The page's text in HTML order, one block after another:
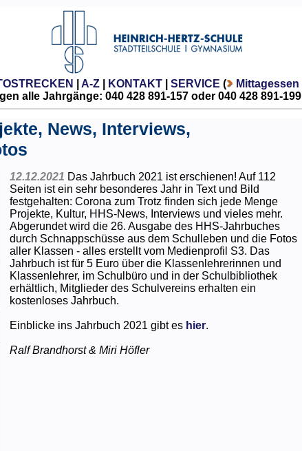
A-Z| KONTAKT| SERVICE ( Mittagessen
alle Jahrgänge: 040 428 891-157 oder 040 428 891-199
News, Interviews,
12.12.2021 Das Jahrbuch 2021 ist erschienen! Auf 112
Seiten ist ein sehr besonderes Jahr in Text und Bild
festgehalten: Corona zum Trotz finden sich jede Menge
Projekte, Kultur, HHS-News, Interviews und vieles mehr.
Abgerundet wird die 26. Ausgabe des HHS-Jahrbuches
durch Schnappschüsse aus dem Schulleben und die Fotos
aller Klassen - alles erstellt vom Medienprofil S3. Das
Jahrbuch ist für 5 Euro über die Klassenlehrerinnen und
Klassenlehrer, im Schulbüro und in der Schulbibliothek
erhältlich, Mitglieder des Schulvereins erhalten ein
kostenloses Jahrbuch.
Einblicke ins Jahrbuch 2021 gibt es hier.
Ralf Brandhorst & Miri Höfler